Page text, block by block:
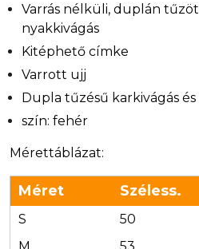
Varrás nélküli, duplán
nyakkivágás
Kitéphető címke
Varrott ujj
Dupla tűzésű karkivágás
szín: fehér
Mérettáblázat:
Méret Széless.
S 50
M
53